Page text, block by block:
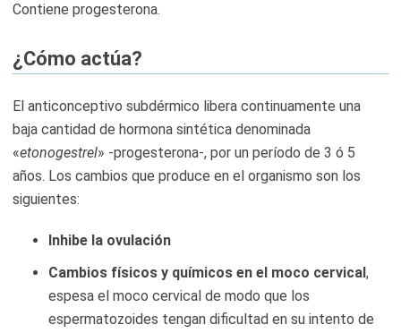
Contiene progesterona.
¿Cómo actúa?
El anticonceptivo subdérmico libera continuamente una
baja cantidad de hormona sintética denominada
«etonogestrel» -progesterona-, por un período de 3 ó 5
años. Los cambios que produce en el organismo son los
siguientes:
Inhibe la ovulación
Cambios físicos y químicos en el moco cervical,
espesa el moco cervical de modo que los
espermatozoides tengan dificultad en su intento de